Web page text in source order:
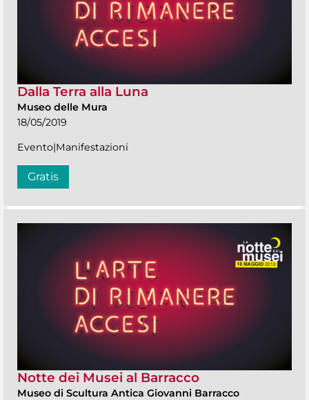
Dalla Terra alla Luna
Museo delle Mura
18/05/2019
Evento|Manifestazioni
Gratis
Notte dei Musei al Barracco
Museo di Scultura Antica Giovanni Barracco